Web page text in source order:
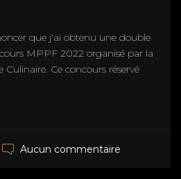
que j'ai obtenu une double
MPPF 2022 organisé par la
Ce concours réservé
Aucun commentaire